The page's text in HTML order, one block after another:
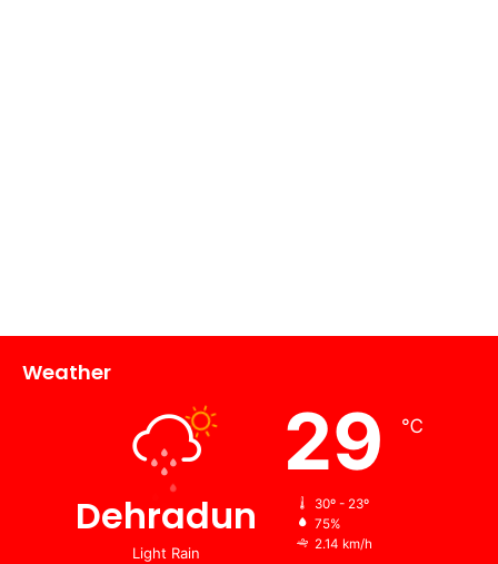
Weather
Dehradun
Light Rain
29 ℃
30º - 23º
75%
2.14 km/h